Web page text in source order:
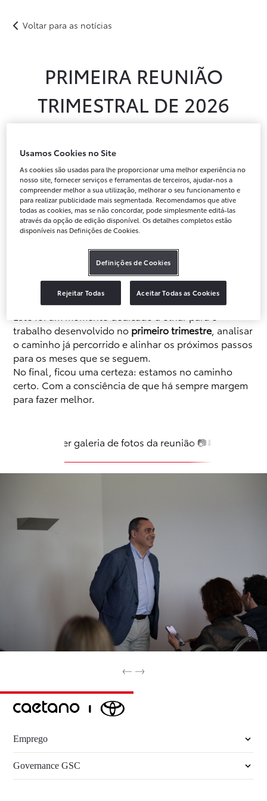
Instalações
Campanha Caetano GO
Voltar para as notícias
PRIMEIRA REUNIÃO
TRIMESTRAL DE 2026
dia 16 de abril, realizámos a nossa
reunião trimestral de 2026
, noPestana Douro
Riverside.
trabalho desenvolvido no primeiro trimestre, analisar
o caminho já percorrido e alinhar os próximos passos
para os meses que se seguem.
No final, ficou uma certeza: estamos no caminho
certo. Com a consciência de que há sempre margem
para fazer melhor.
Ver galeria de fotos da reunião 📷⬇️
Emprego
Governance GSC
Usamos Cookies no Site
As cookies são usadas para lhe proporcionar uma melhor experiência no
nosso site, fornecer serviços e ferramentas de terceiros, ajudar-nos a
compreender melhor a sua utilização, melhorar o seu funcionamento e
para realizar publicidade mais segmentada. Recomendamos que ative
todas as cookies, mas se não concordar, pode simplesmente editá-las
através da opção de edição disponível. Os detalhes completos estão
disponíveis nas Definições de Cookies.
Definições de Cookies
Rejeitar Todas Aceitar Todas as Cookies